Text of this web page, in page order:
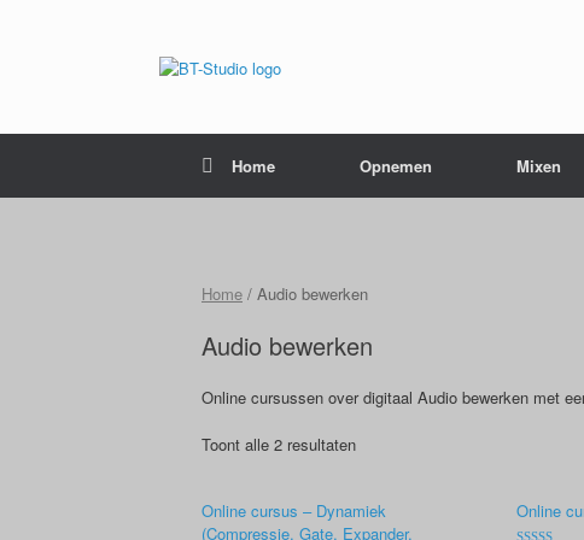
Home Opnemen Mixen
Home / Audio bewerken
Audio bewerken
Online cursussen over digitaal Audio bewerken met
Toont alle 2 resultaten
Online cursus – Dynamiek
(Compressie, Gate, Expander,
Online